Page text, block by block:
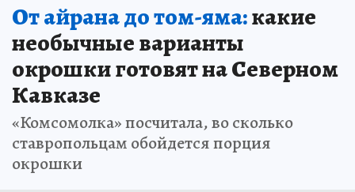
От айрана до том-яма:какие
необычные варианты
окрошки готовят на Северном
Кавказе
«Комсомолка» посчитала, во сколько
ставропольцам обойдется порция
окрошки